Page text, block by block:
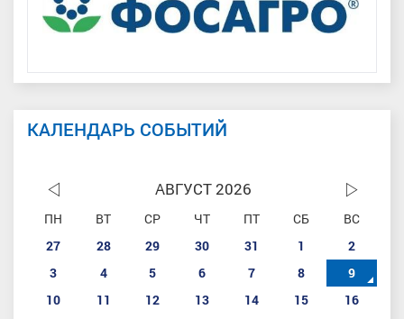
КАЛЕНДАРЬ СОБЫТИЙ
АВГУСТ 2026
ПН ВТ СР ЧТ ПТ СБ
ВС
27
28 29 30 31 1
2
3
4 5 6 7 8
9
10
11 12 13 14 15
16